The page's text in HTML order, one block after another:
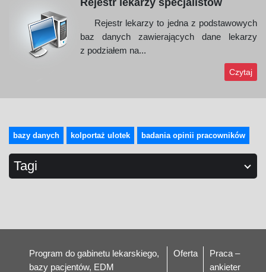
Rejestr lekarzy to jedna z podstawowych
baz danych zawierających dane lekarzy
z podziałem na...
Czytaj
bazy danych kolportaż ulotek badania opinii pracowników
Tagi
Program do gabinetu lekarskiego,
bazy pacjentów, EDM
Oferta
Praca –
ankieter